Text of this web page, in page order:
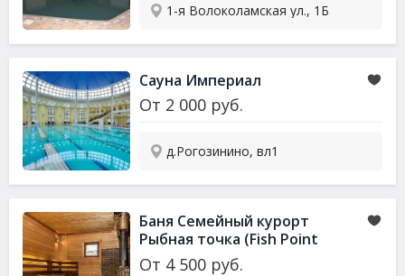
1-я Волоколамская ул., 1Б
Сауна Империал
От 2 000 руб.
д.Рогозинино, вл1
Баня Семейный курорт
Рыбная точка (Fish Point
Family Resort)
От 4 500 руб.